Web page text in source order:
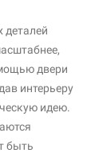
двери
интерьеру
идею.
быть